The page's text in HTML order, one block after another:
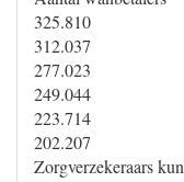
325.810
312.037
277.023
249.044
223.714
202.207
Zorgverzekeraars